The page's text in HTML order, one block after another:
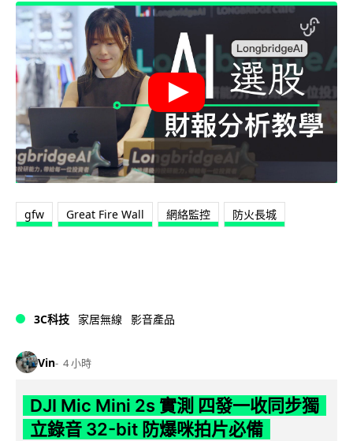
gfw Great Fire Wall 網絡監控 防火長城
3C科技 家居無線 影音產品
Vin 4 小時
DJI Mic Mini 2s 實測 四發一收同步獨
立錄音 32-bit 防爆咪拍片必備